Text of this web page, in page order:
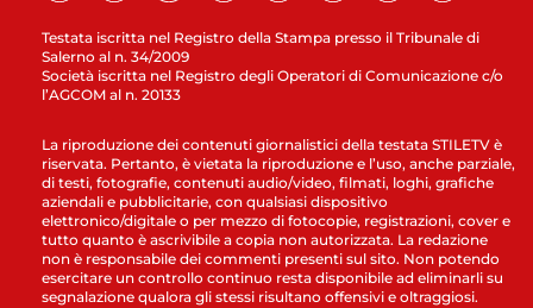
Testata iscritta nel Registro della Stampa presso il Tribunale di
Salerno al n. 34/2009
Società iscritta nel Registro degli Operatori di Comunicazione c/o
l’AGCOM al n. 20133
La riproduzione dei contenuti giornalistici della testata STILETV è
riservata. Pertanto, è vietata la riproduzione e l’uso, anche parziale,
di testi, fotografie, contenuti audio/video, filmati, loghi, grafiche
aziendali e pubblicitarie, con qualsiasi dispositivo
elettronico/digitale o per mezzo di fotocopie, registrazioni, cover e
tutto quanto è ascrivibile a copia non autorizzata. La redazione
non è responsabile dei commenti presenti sul sito. Non potendo
esercitare un controllo continuo resta disponibile ad eliminarli su
segnalazione qualora gli stessi risultano offensivi e oltraggiosi.